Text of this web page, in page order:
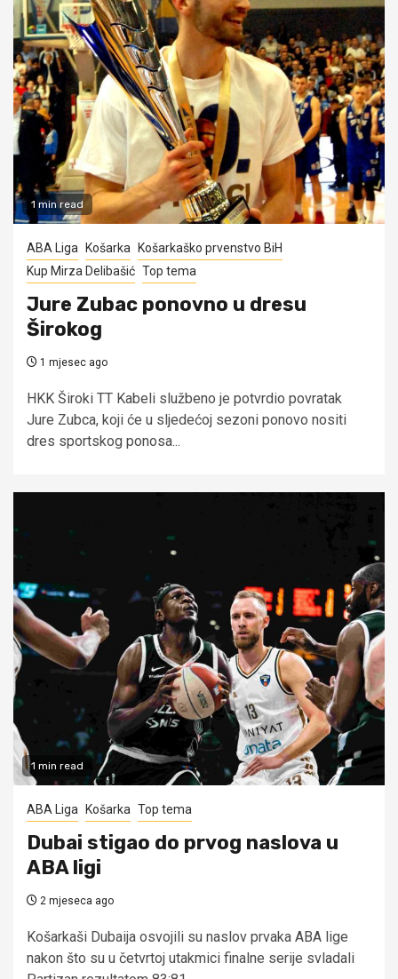
1 min read
ABA Liga Košarka Košarkaško prvenstvo BiH
Kup Mirza Delibašić Top tema
Jure Zubac ponovno u dresu
Širokog
1 mjesec ago
HKK Široki TT Kabeli službeno je potvrdio povratak
Jure Zubca, koji će u sljedećoj sezoni ponovo nositi
dres sportskog ponosa...
1 min read
ABA Liga Košarka Top tema
Dubai stigao do prvog naslova u
ABA ligi
2 mjeseca ago
Košarkaši Dubaija osvojili su naslov prvaka ABA lige
nakon što su u četvrtoj utakmici finalne serije svladali